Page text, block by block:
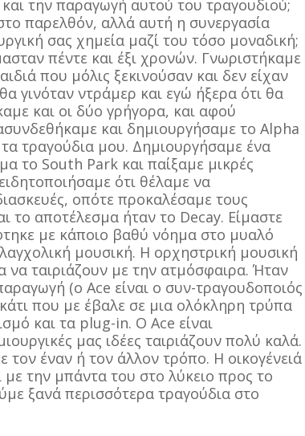
την παραγωγή αυτού του τραγουδιού;
παρελθόν, αλλά αυτή η συνεργασία
σας χημεία μαζί του τόσο μοναδική;
πέντε και έξι χρονών. Γνωριστήκαμε
που μόλις ξεκινούσαν και δεν είχαν
γινόταν ντράμερ και εγώ ήξερα ότι θα
και οι δύο γρήγορα, και αφού
και δημιουργήσαμε το Alpha
τραγούδια μου. Δημιουργήσαμε ένα
το South Park και παίξαμε μικρές
ότι θέλαμε να
οπότε προκαλέσαμε τους
το αποτέλεσμα ήταν το Decay. Είμαστε
με κάποιο βαθύ νόημα στο μυαλό
μουσική. Η ορχηστρική μουσική
να ταιριάζουν με την ατμόσφαιρα. Ήταν
(ο Ace είναι ο συν-τραγουδοποιός
που με έβαλε σε μια ολόκληρη τρύπα
και τα plug-in. Ο Ace είναι
μας ιδέες ταιριάζουν πολύ καλά.
έναν ή τον άλλον τρόπο. Η οικογένειά
με την μπάντα του στο λύκειο προς το
ξανά περισσότερα τραγούδια στο